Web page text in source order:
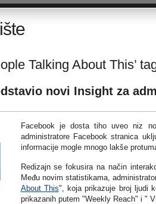
Talking About This’
novi Insight za
Facebook je dosta tiho uveo niz
administratore Facebook stranica
informacije mogle mnogo lakše
Redizajn se fokusira na način
Među novim statistikama,
About This", koja prikazuje broj ljudi
prikazanih putem "Weekly Reach" i "